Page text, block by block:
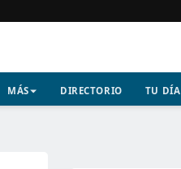
MÁS DIRECTORIO TU DÍA